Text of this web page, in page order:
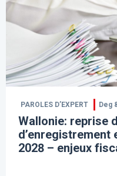
PAROLES D’EXPERT Deg
Wallonie: reprise
d’enregistrement
2028 – enjeux